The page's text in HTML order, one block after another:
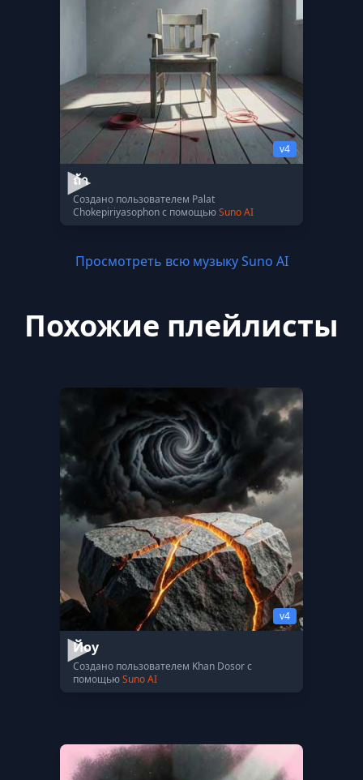
v4
ถ้า
Создано пользователем Palat
Chokepiriyasophon с помощьюSuno AI
Просмотреть всю музыку Suno AI
Похожие плейлисты
v4
Йоу
Создано пользователем Khan Dosor с
помощьюSuno AI